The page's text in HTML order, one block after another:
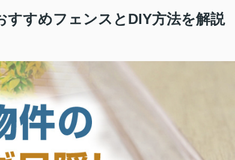
すすめフェンスとDIY方法を解説